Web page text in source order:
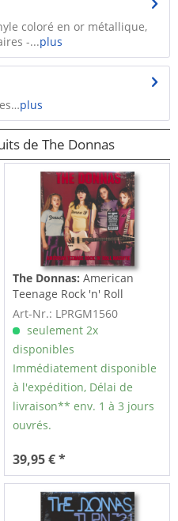
coloré en or métallique,
-...plus
plus
de The Donnas
The Donnas: American
Teenage Rock 'n' Roll
Machine (LP,...
Art-Nr.: LPRGM1560
seulement 2x
disponibles
Immédiatement disponible
à l'expédition, Délai de
livraison** env. 1 à 3 jours
ouvrés.
39,95 € *